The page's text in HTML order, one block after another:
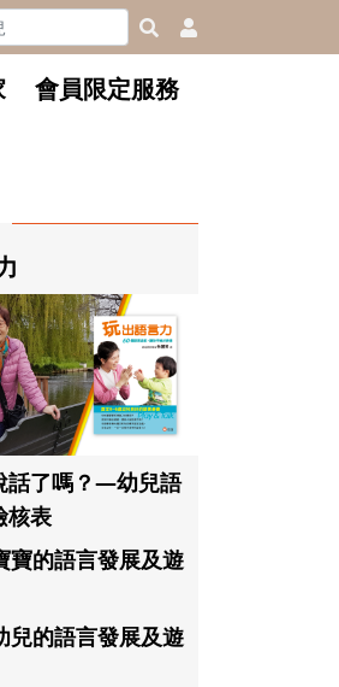
會員限定服務
話了嗎？—幼兒語
核表
寶的語言發展及遊
兒的語言發展及遊